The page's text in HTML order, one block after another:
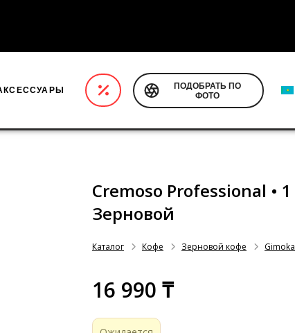
ПОДОБРАТЬ ПО
ФОТО
Cremoso Professional • 1
Зерновой
Каталог Кофе Зерновой кофе Gimoka
16 990 ₸